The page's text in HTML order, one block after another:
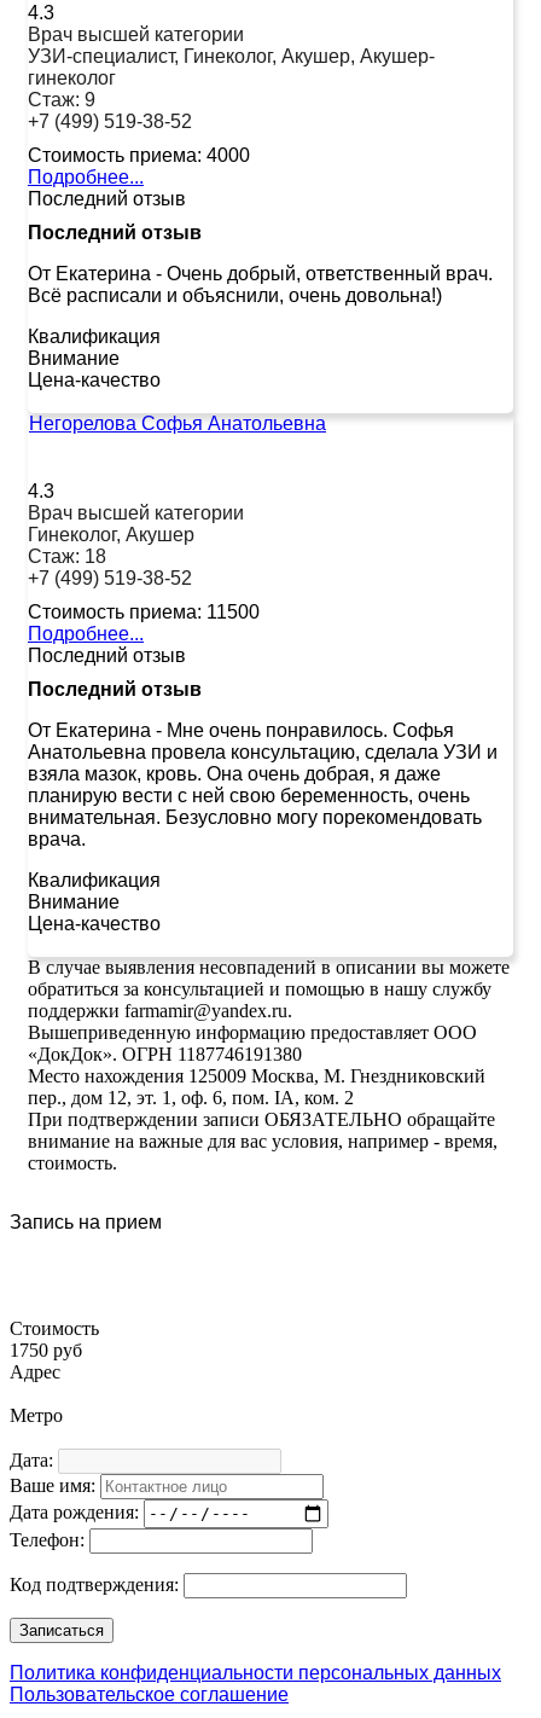
4.3
Врач высшей категории
УЗИ-специалист, Гинеколог, Акушер, Акушер-
гинеколог
Стаж: 9
+7 (499) 519-38-52
Стоимость приема: 4000
Подробнее...
Последний отзыв
Последний отзыв
От Екатерина - Очень добрый, ответственный врач.
Всё расписали и объяснили, очень довольна!)
Квалификация
Внимание
Цена-качество
Негорелова Софья Анатольевна
4.3
Врач высшей категории
Гинеколог, Акушер
Стаж: 18
+7 (499) 519-38-52
Стоимость приема: 11500
Подробнее...
Последний отзыв
Последний отзыв
От Екатерина - Мне очень понравилось. Софья
Анатольевна провела консультацию, сделала УЗИ и
взяла мазок, кровь. Она очень добрая, я даже
планирую вести с ней свою беременность, очень
внимательная. Безусловно могу порекомендовать
врача.
Квалификация
Внимание
Цена-качество
В случае выявления несовпадений в описании вы можете
обратиться за консультацией и помощью в нашу службу
поддержки farmamir@yandex.ru.
Вышеприведенную информацию предоставляет ООО
«ДокДок». ОГРН 1187746191380
Место нахождения 125009 Москва, М. Гнездниковский
пер., дом 12, эт. 1, оф. 6, пом. IA, ком. 2
При подтверждении записи ОБЯЗАТЕЛЬНО обращайте
внимание на важные для вас условия, например - время,
стоимость.
Запись на прием
Стоимость
1750 руб
Адрес
Метро
Дата:
Ваше имя:
Дата рождения:
Телефон:
Код подтверждения:
Политика конфиденциальности персональных данных
Пользовательское соглашение